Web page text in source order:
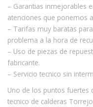
– Garantias inmejorables
atenciones que ponemos
– Tarifas muy baratas
problema a la hora de
– Uso de piezas de
fabricante.
– Servicio tecnico sin
Uno de los puntos fuertes
tecnico de calderas